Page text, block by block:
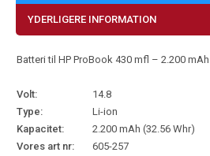
YDERLIGERE INFORMATION
Batteri til HP ProBook 430 mfl – 2.200 mAh
Volt:
14.8
Type:
Li-ion
Kapacitet:
2.200 mAh (32.56 Whr)
Vores art nr:
605-257